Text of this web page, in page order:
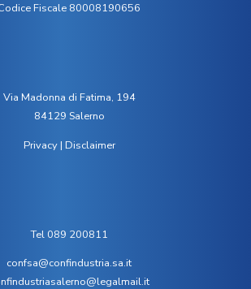
Fiscale 80008190656
Via Madonna di Fatima, 194
84129 Salerno
Privacy| Disclaimer
Tel 089 200811
confsa@confindustria.sa.it